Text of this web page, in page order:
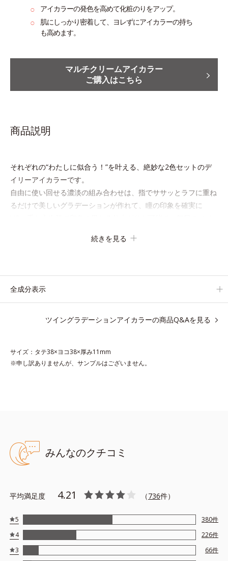
○ アイカラーの発色を高めて化粧のりをアップ。
○ 肌にしっかり密着して、ヨレずにアイカラーの持ち
も高めます。
マルチクリームアイカラー
ご購入はこちら
商品説明
それぞれの“わたしに似合う！”を叶える、絶妙な2色セットのデ
イリーアイカラーです。
自由に使い回せる濃淡の組み合わせは、指でササッとラフに重ね
るだけで美しいグラデーションが作れて、瞳の印象を確実に
それぞれの肌色を考えたこだわりの色設計だから、冒険カラーも
肌の上で転がりやすく、ひと塗りでふわっとのび広がります。
●無香料 ●酸化しやすい油分不使用 ●特殊コーティング処理*1パー
ル使用 ●ヒアルロン酸内包パウダー*2、植物性モイスチャー成分
※アレルギーテスト済＝全ての方にアレルギーが起こらないという
ことではありません。
続きを見る
全成分表示
ツイングラデーションアイカラーの商品Q&Aを見る
サイズ：タテ38×ヨコ38×厚み11mm
※申し訳ありませんが、サンプルはございません。
みんなのクチコミ
平均満足度 4.21 （736件）
5 380件
4
226件
3
66件